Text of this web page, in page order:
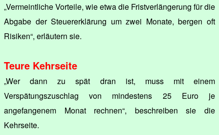
„Vermeintliche Vorteile, wie etwa die Fristverlängerung für die
Abgabe der Steuererklärung um zwei Monate, bergen oft
Risiken“, erläutern sie.
Teure Kehrseite
„Wer dann zu spät dran ist, muss mit einem
Verspätungszuschlag von mindestens 25 Euro je
angefangenem Monat rechnen“, beschreiben sie die
Kehrseite.